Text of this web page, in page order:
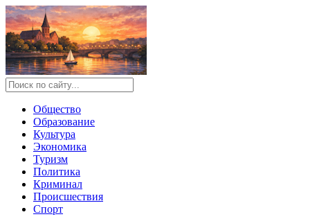
Общество
Образование
Культура
Экономика
Туризм
Политика
Криминал
Происшествия
Спорт